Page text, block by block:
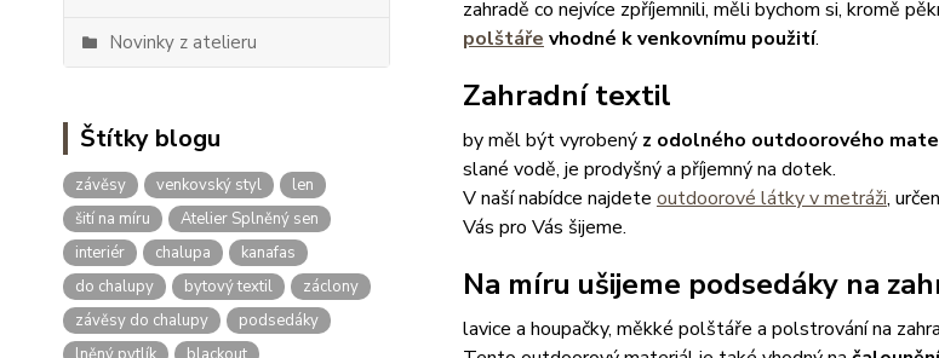
Novinky z atelieru
Štítky blogu
závěsy venkovský styl
len
šití na míru
Atelier Splněný sen
interiér
chalupa
kanafas
do chalupy
bytový textil
záclony
závěsy do chalupy
podsedáky
zahradě co nejvíce zpříjemnili, měli bychom si, kromě
polštáře vhodné k venkovnímu použití.
Zahradní textil
by měl být vyrobený z odolného outdoorového
slané vodě, je prodyšný a příjemný na dotek.
V naší nabídce najdete outdoorové látky v metráži,
Vás pro Vás šijeme.
Na míru ušijeme podsedáky na
lavice a houpačky, měkké polštáře a polstrování na